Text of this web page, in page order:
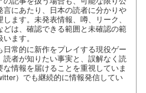
言にあたり、日本の読者に分かりや
ます。未発表情報、噂、リーク、
どは、確認できる範囲と未確認の範
ます。
日常的に新作をプレイする現役ゲー
読者が知りたい事実と、誤解なく読
な情報を届けることを重視していま
）でも継続的に情報発信してい